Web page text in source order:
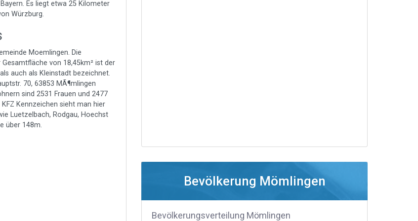
Es liegt etwa 25 Kilometer
Würzburg.
Moemlingen. Die
von 18,45km² ist der
auch als Kleinstadt bezeichnet.
70, 63853 MÃ¶mlingen
sind 2531 Frauen und 2477
Kennzeichen sieht man hier
Luetzelbach, Rodgau, Hoechst
über 148m.
Bevölkerung Mömlingen
Bevölkerungsverteilung Mömlingen